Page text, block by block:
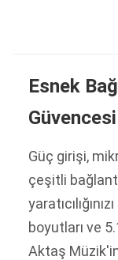
Esnek
Güvencesi
Güç girişi,
çeşitli
boyutları ve
Aktaş